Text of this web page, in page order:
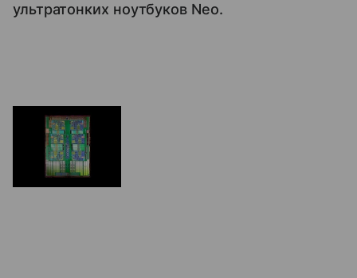
ультратонких ноутбуков Neo.